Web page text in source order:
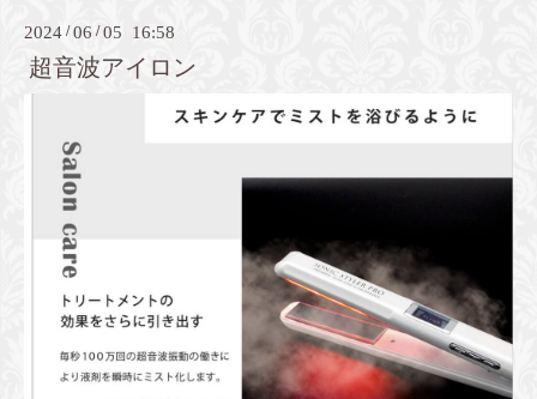
2024 /06 /05 16:58
超音波アイロン